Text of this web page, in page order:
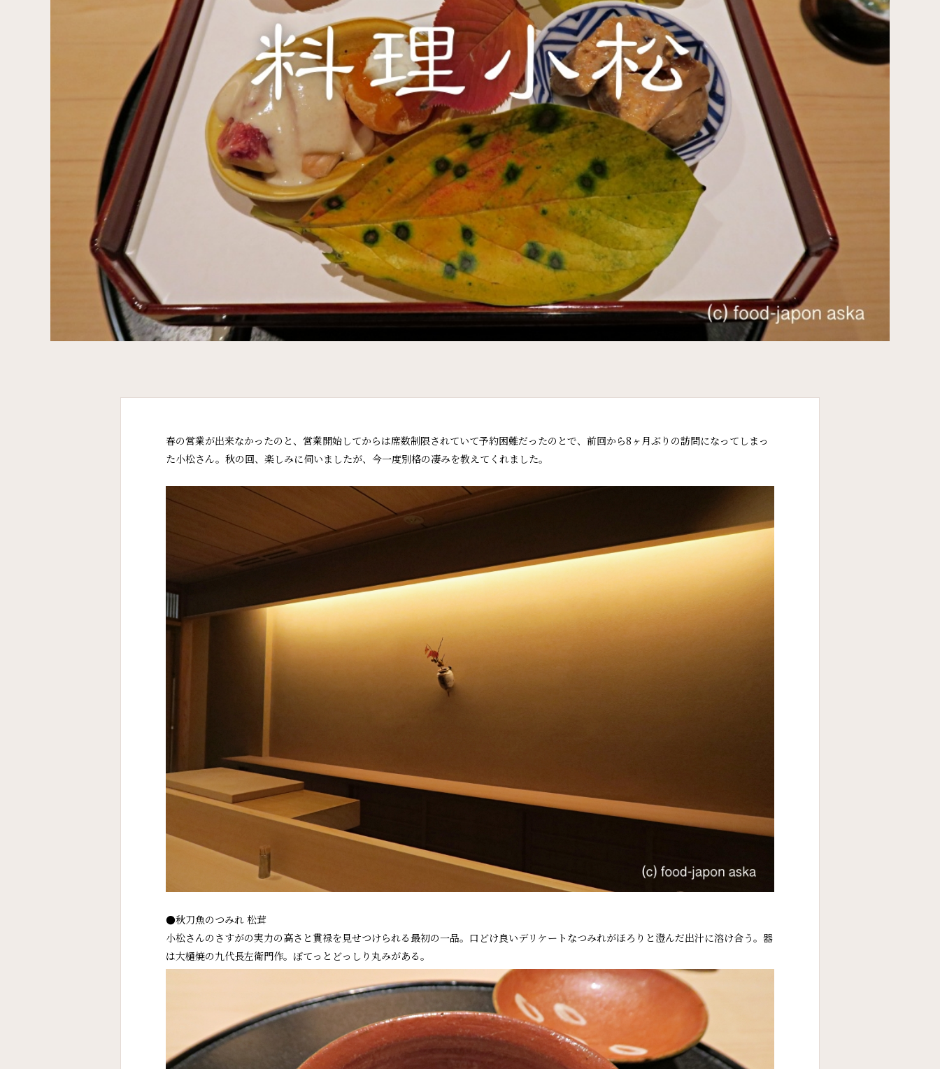
春の営業が出来なかったのと、営業開始してからは席数制限されていて予約困難だったのとで、前回から8ヶ月ぶりの訪問になってしまっ
た小松さん。秋の回、楽しみに伺いましたが、今一度別格の凄みを教えてくれました。
●秋刀魚のつみれ 松茸
小松さんのさすがの実力の高さと貫禄を見せつけられる最初の一品。口どけ良いデリケートなつみれがほろりと澄んだ出汁に溶け合う。器
は大樋焼の九代長左衛門作。ぼてっとどっしり丸みがある。